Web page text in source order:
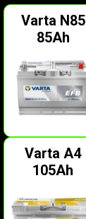
Varta N85
85Ah
Varta A4
105Ah